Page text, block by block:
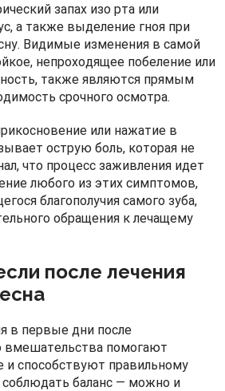
запах изо рта или
а также выделение гноя при
Видимые изменения в самой
непроходящее побеление или
также являются прямым
срочного осмотра.
или нажатие в
острую боль, которая не
что процесс заживления идет
любого из этих симптомов,
благополучия самого зуба,
обращения к лечащему
после лечения
в первые дни после
вмешательства помогают
и способствуют правильному
баланс — можно и